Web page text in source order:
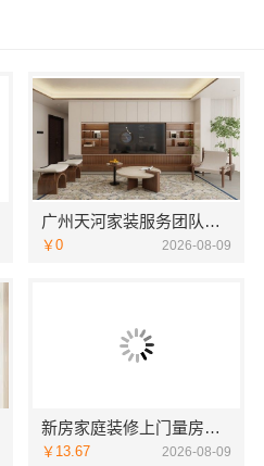
广州天河家装服务团队精装房改造，精匠饰家专业施工
￥0 2026-08-09
新房家庭装修上门量房整体落地，福建尚艺空间新材料科技有限公司
￥13.67 2026-08-09